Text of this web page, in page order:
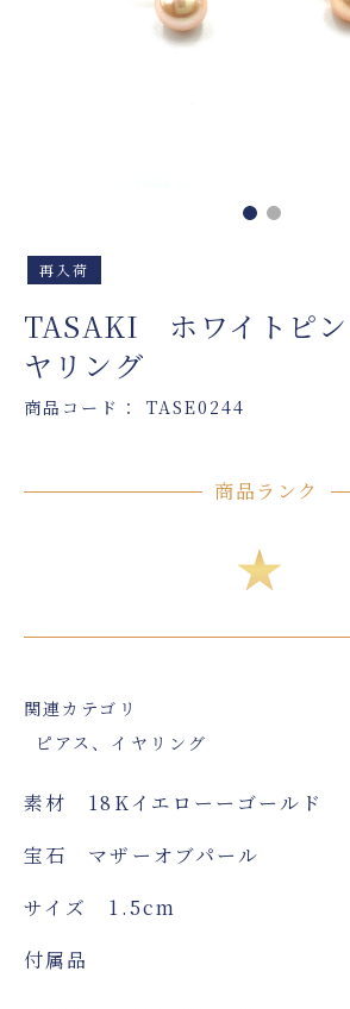
再入荷
TASAKI ホワイトピン
ヤリング
商品コード： TASE0244
商品ランク
★
関連カテゴリ
ピアス、イヤリング
素材 18Kイエローーゴールド
宝石 マザーオブパール
サイズ 1.5cm
付属品